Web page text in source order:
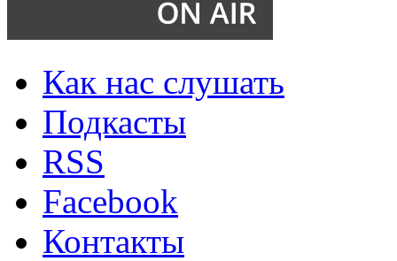
Как нас слушать
Подкасты
RSS
Facebook
Контакты